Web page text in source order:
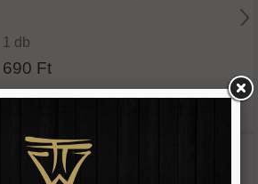
1 db
690 Ft
Papír panettone sütőforma kicsi
90*90 mm